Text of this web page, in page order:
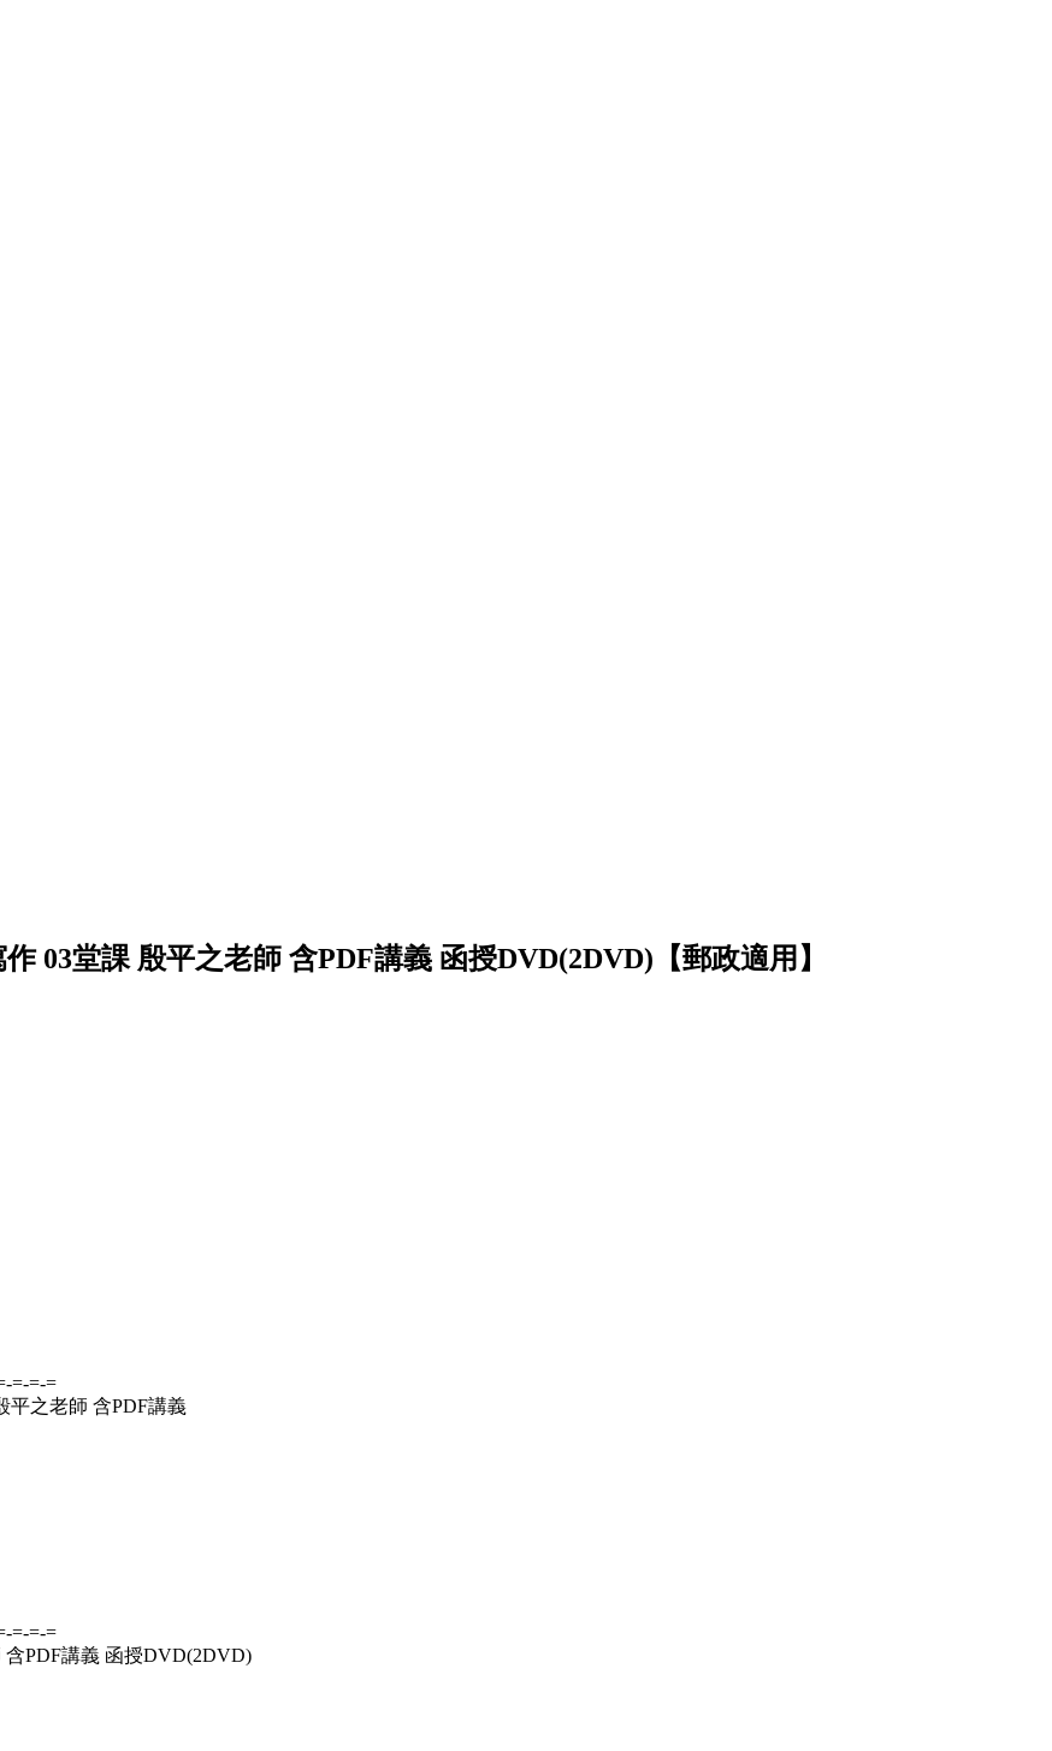
03堂課 殷平之老師 含PDF講義 函授DVD(2DVD)【郵政適用】
=-=-=
平之老師 含PDF講義
=-=-=
含PDF講義 函授DVD(2DVD)